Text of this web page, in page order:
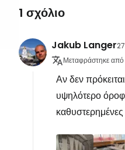
1 σχόλιο
Jakub Langer
Μεταφράστηκε
Αν δεν
υψηλότερο